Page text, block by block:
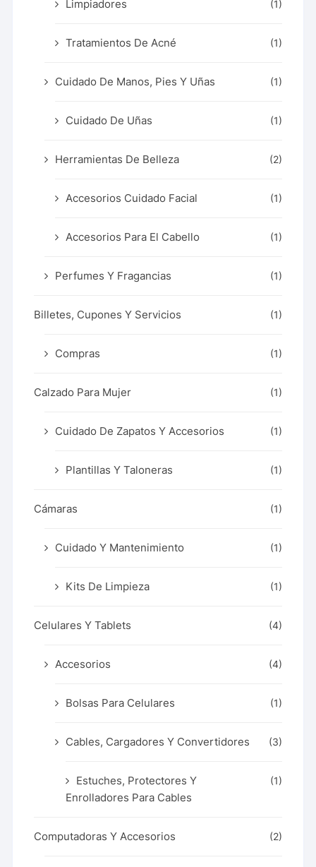
Limpiadores (1)
Tratamientos De Acné (1)
Cuidado De Manos, Pies Y Uñas (1)
Cuidado De Uñas (1)
Herramientas De Belleza (2)
Accesorios Cuidado Facial (1)
Accesorios Para El Cabello (1)
Perfumes Y Fragancias (1)
Billetes, Cupones Y Servicios (1)
Compras (1)
Calzado Para Mujer (1)
Cuidado De Zapatos Y Accesorios (1)
Plantillas Y Taloneras (1)
Cámaras (1)
Cuidado Y Mantenimiento (1)
Kits De Limpieza (1)
Celulares Y Tablets (4)
Accesorios (4)
Bolsas Para Celulares (1)
Cables, Cargadores Y Convertidores (3)
Estuches, Protectores Y
Enrolladores Para Cables
(1)
Computadoras Y Accesorios (2)